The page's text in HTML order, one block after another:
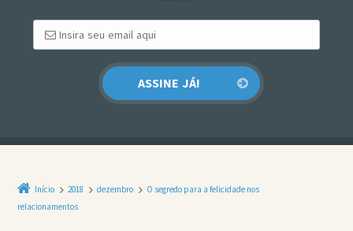
Início 2018 dezembro
O segredo para a felicidade nos
relacionamentos